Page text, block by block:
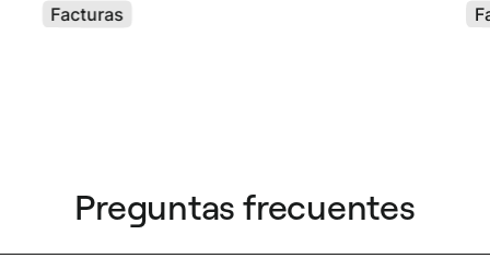
Facturas
Preguntas frecuentes